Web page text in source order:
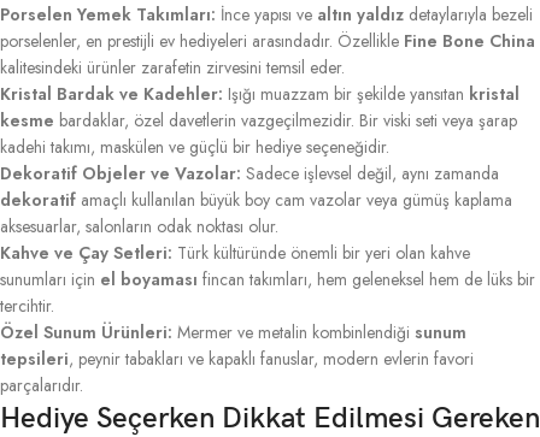
Porselen Yemek Takımları: İnce yapısı ve altın yaldız detaylarıyla bezeli
porselenler, en prestijli ev hediyeleri arasındadır. Özellikle Fine Bone China
kalitesindeki ürünler zarafetin zirvesini temsil eder.
Kristal Bardak ve Kadehler: Işığı muazzam bir şekilde yansıtan kristal
kesme bardaklar, özel davetlerin vazgeçilmezidir. Bir viski seti veya şarap
kadehi takımı, maskülen ve güçlü bir hediye seçeneğidir.
Dekoratif Objeler ve Vazolar: Sadece işlevsel değil, aynı zamanda
dekoratif amaçlı kullanılan büyük boy cam vazolar veya gümüş kaplama
aksesuarlar, salonların odak noktası olur.
Kahve ve Çay Setleri: Türk kültüründe önemli bir yeri olan kahve
sunumları için el boyaması fincan takımları, hem geleneksel hem de lüks bir
tercihtir.
Özel Sunum Ürünleri: Mermer ve metalin kombinlendiği sunum
tepsileri, peynir tabakları ve kapaklı fanuslar, modern evlerin favori
parçalarıdır.
Hediye Seçerken Dikkat Edilmesi Gereken